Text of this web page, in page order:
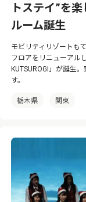
トステイ”を
ルーム誕生
モビリティリゾートも
フロアをリニューアル
KUTSUROGI」が誕生
す。
栃木県 関東